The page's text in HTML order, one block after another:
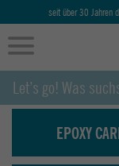
seit über 30 Jahren
EPOXY